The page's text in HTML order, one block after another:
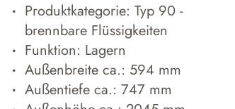
Produktkategorie: Typ 90 -
brennbare Flüssigkeiten
Funktion: Lagern
Außenbreite ca.: 594 mm
Außentiefe ca.: 747 mm